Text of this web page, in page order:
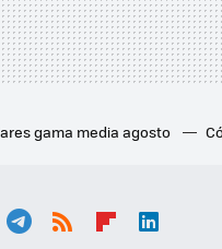
gama media agosto